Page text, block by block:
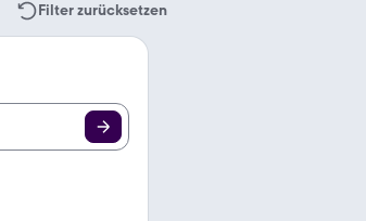
Filter zurücksetzen